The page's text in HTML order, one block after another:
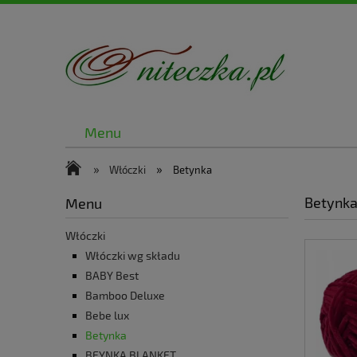
Menu
» Włóczki » Betynka
Menu
Włóczki
Włóczki wg składu
BABY Best
Bamboo Deluxe
Bebe lux
Betynka
Betynka